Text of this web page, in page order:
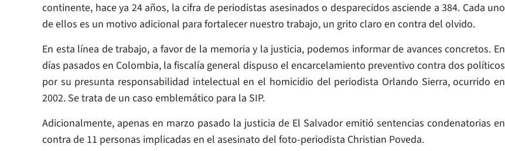
continente, hace ya 24 años, la cifra de periodistas asesinados o desparecidos asciende a 384. Cada uno
de ellos es un motivo adicional para fortalecer nuestro trabajo, un grito claro en contra del olvido.
En esta línea de trabajo, a favor de la memoria y la justicia, podemos informar de avances concretos. En
días pasados en Colombia, la fiscalía general dispuso el encarcelamiento preventivo contra dos políticos
por su presunta responsabilidad intelectual en el homicidio del periodista Orlando Sierra, ocurrido en
2002. Se trata de un caso emblemático para la SIP.
Adicionalmente, apenas en marzo pasado la justicia de El Salvador emitió sentencias condenatorias en
contra de 11 personas implicadas en el asesinato del foto-periodista Christian Poveda.